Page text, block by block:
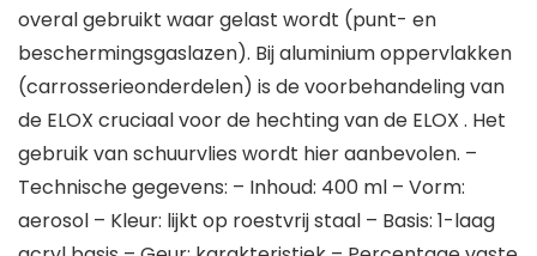
overal gebruikt waar gelast wordt (punt- en
beschermingsgaslazen). Bij aluminium oppervlakken
(carrosserieonderdelen) is de voorbehandeling van
de ELOX cruciaal voor de hechting van de ELOX . Het
gebruik van schuurvlies wordt hier aanbevolen. –
Technische gegevens: – Inhoud: 400 ml – Vorm:
aerosol – Kleur: lijkt op roestvrij staal – Basis: 1-laag